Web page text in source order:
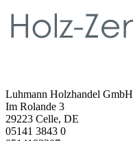
Luhmann Holzhandel GmbH
Im Rolande 3
29223 Celle, DE
05141 3843 0